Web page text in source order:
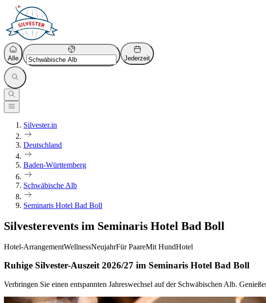
Alle Jederzeit
Silvester.in
Deutschland
Baden-Württemberg
Schwäbische Alb
Seminaris Hotel Bad Boll
Silvesterevents im Seminaris Hotel Bad Boll
Hotel-ArrangementWellnessNeujahrFür PaareMit HundHotel
Ruhige Silvester-Auszeit 2026/27 im Seminaris Hotel Bad Boll
Verbringen Sie einen entspannten Jahreswechsel auf der Schwäbischen Alb.